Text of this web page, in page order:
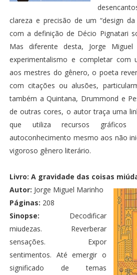
clareza e precisão de um “design
com a definição de Décio Pignatari
Mas diferente desta, Jorge
experimentalismo e completar com
aos mestres do gênero, o poeta
com citações ou alusões,
também a Quintana, Drummond e
de outras cores, o autor traça uma
que utiliza recursos gráficos
autoconhecimento mesmo aos não
vigoroso gênero literário.
Livro: A gravidade das coisas
Autor: Jorge Miguel Marinho
Páginas: 208
Sinopse: Decodificar
miudezas. Reverberar
sensações. Expor
sentimentos. Até emergir o
significado de temas